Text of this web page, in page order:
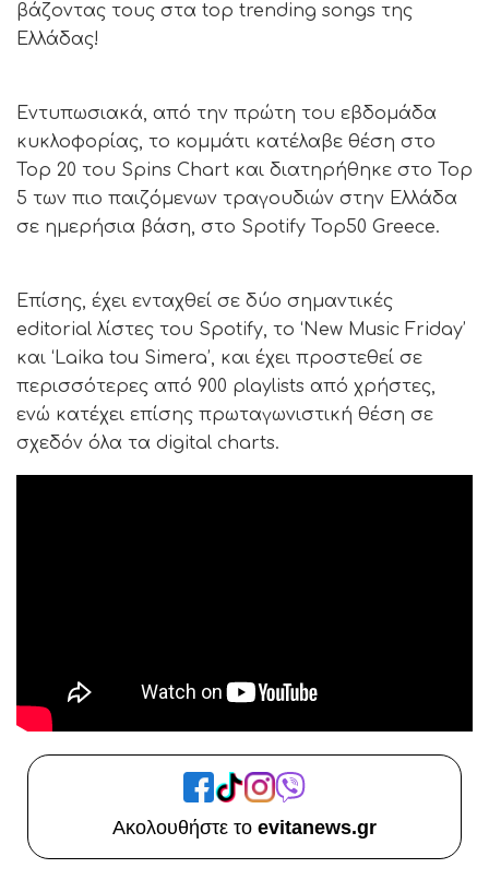
βάζοντας τους στα top trending songs της
Ελλάδας!
Εντυπωσιακά, από την πρώτη του εβδομάδα
κυκλοφορίας, το κομμάτι κατέλαβε θέση στο
Top 20 του Spins Chart και διατηρήθηκε στο Top
5 των πιο παιζόμενων τραγουδιών στην Ελλάδα
σε ημερήσια βάση, στο Spotify Top50 Greece.
Επίσης, έχει ενταχθεί σε δύο σημαντικές
editorial λίστες του Spotify, το ‘New Music Friday’
και ‘Laika tou Simera’, και έχει προστεθεί σε
περισσότερες από 900 playlists από χρήστες,
ενώ κατέχει επίσης πρωταγωνιστική θέση σε
σχεδόν όλα τα digital charts.
Ακολουθήστε το evitanews.gr